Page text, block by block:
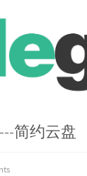
简约云盘